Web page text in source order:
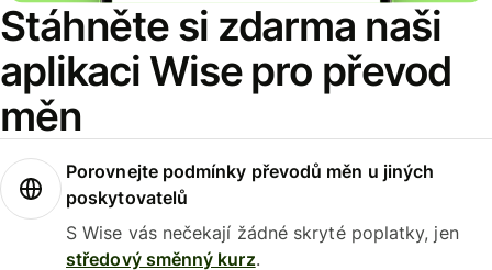
Stáhněte si zdarma naši
aplikaci Wise pro převod
měn
Porovnejte podmínky převodů měn u jiných
poskytovatelů
S Wise vás nečekají žádné skryté poplatky, jen
středový směnný kurz.